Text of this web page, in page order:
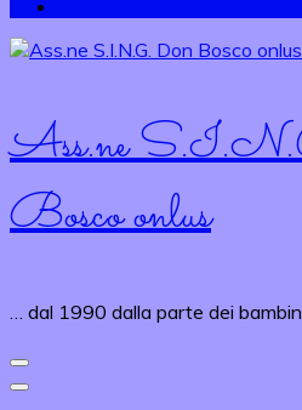
Ass.ne
Bosco onlus
… dal 1990 dalla parte dei